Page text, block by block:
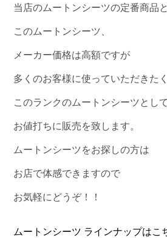
当店のムートンシーツの定番商品
このムートンシーツ、
メーカー価格は高額ですが
多くのお客様に使っていただきたく
このランクのムートンシーツとし
お値打ちに販売を致します。
ムートンシーツをお探しの方は
お店で体感できますので
お気軽にどうぞ！！
ムートンシーツ ラインナップはこ